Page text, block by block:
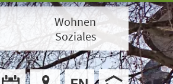
Wohnen
Soziales